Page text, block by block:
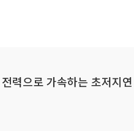
력으로 가속하는 초저지연